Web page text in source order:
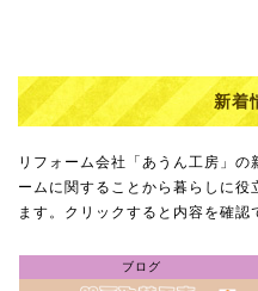
新着
リフォーム会社「あうん工房」
ームに関することから暮らしに
ます。クリックすると内容を確認
ブログ